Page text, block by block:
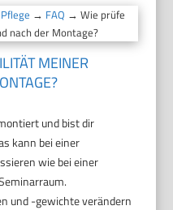
→ FAQ → Wie prüfe
nach der Montage?
MEINER
und bist dir
kann bei einer
wie bei einer
und -gewichte verändern